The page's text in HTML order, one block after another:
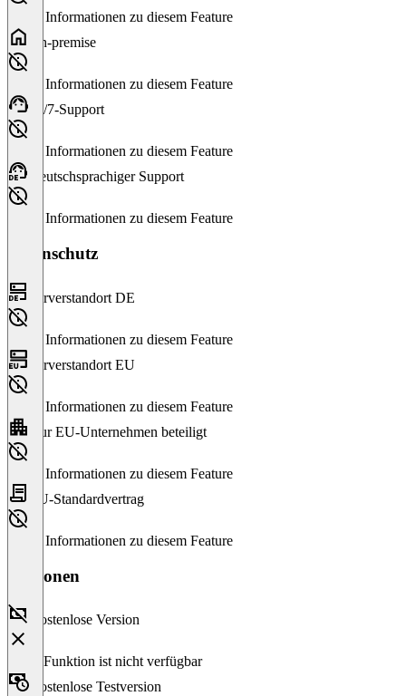
Keine Informationen zu diesem Feature
On-premise
Keine Informationen zu diesem Feature
24/7-Support
Keine Informationen zu diesem Feature
Deutschsprachiger Support
Keine Informationen zu diesem Feature
Datenschutz
Serverstandort DE
Keine Informationen zu diesem Feature
Serverstandort EU
Keine Informationen zu diesem Feature
Nur EU-Unternehmen beteiligt
Keine Informationen zu diesem Feature
EU-Standardvertrag
Keine Informationen zu diesem Feature
Versionen
Kostenlose Version
Diese Funktion ist nicht verfügbar
Kostenlose Testversion